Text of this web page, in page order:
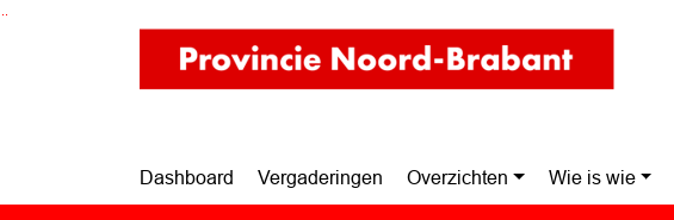
Ga naar de inhoud van deze pagina
Ga naar het zoeken
Ga naar het menu
Dashboard Vergaderingen Overzichten Wie is wie